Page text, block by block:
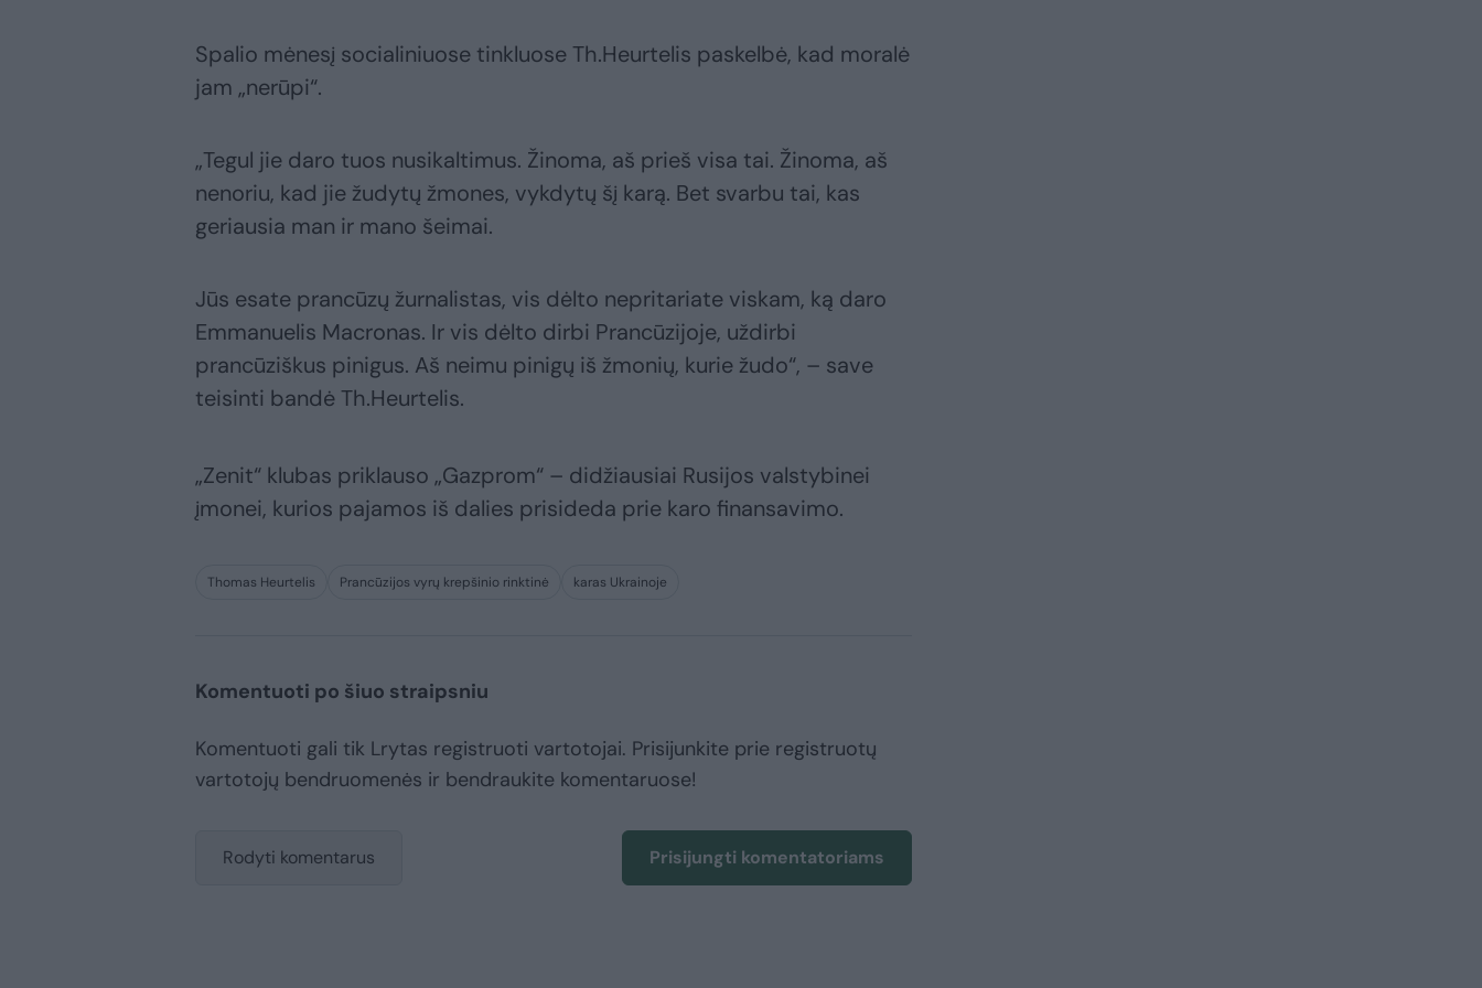
Spalio mėnesį socialiniuose tinkluose Th.Heurtelis paskelbė, kad moralė
jam „nerūpi“.
„Tegul jie daro tuos nusikaltimus. Žinoma, aš prieš visa tai. Žinoma, aš
nenoriu, kad jie žudytų žmones, vykdytų šį karą. Bet svarbu tai, kas
geriausia man ir mano šeimai.
Jūs esate prancūzų žurnalistas, vis dėlto nepritariate viskam, ką daro
Emmanuelis Macronas. Ir vis dėlto dirbi Prancūzijoje, uždirbi
prancūziškus pinigus. Aš neimu pinigų iš žmonių, kurie žudo“, – save
teisinti bandė Th.Heurtelis.
„Zenit“ klubas priklauso „Gazprom“ – didžiausiai Rusijos valstybinei
įmonei, kurios pajamos iš dalies prisideda prie karo finansavimo.
Thomas Heurtelis Prancūzijos vyrų krepšinio rinktinė karas Ukrainoje
Komentuoti po šiuo straipsniu
Komentuoti gali tik Lrytas registruoti vartotojai. Prisijunkite prie registruotų
vartotojų bendruomenės ir bendraukite komentaruose!
Rodyti komentarus Prisijungti komentatoriams